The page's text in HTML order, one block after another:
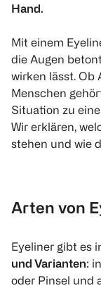
Hand.
Mit einem
die Augen
wirken lässt. Ob
Menschen
Situation zu
Wir erklären,
stehen und wie
Arten von
Eyeliner gibt es
und Varianten:
oder Pinsel und